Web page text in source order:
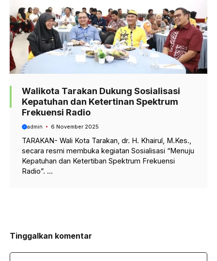
Walikota Tarakan Dukung Sosialisasi
Kepatuhan dan Ketertinan Spektrum
Frekuensi Radio
admin 6 November 2025
TARAKAN- Wali Kota Tarakan, dr. H. Khairul, M.Kes.,
secara resmi membuka kegiatan Sosialisasi “Menuju
Kepatuhan dan Ketertiban Spektrum Frekuensi
Radio”. ...
Tinggalkan komentar